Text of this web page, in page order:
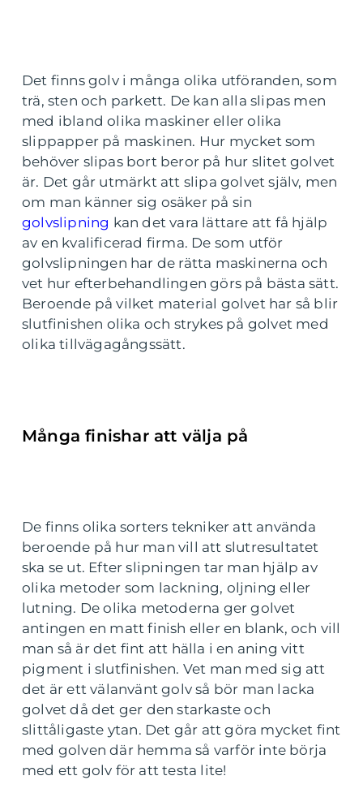
Det finns golv i många olika utföranden, som
trä, sten och parkett. De kan alla slipas men
med ibland olika maskiner eller olika
slippapper på maskinen. Hur mycket som
behöver slipas bort beror på hur slitet golvet
är. Det går utmärkt att slipa golvet själv, men
om man känner sig osäker på sin
golvslipning kan det vara lättare att få hjälp
av en kvalificerad firma. De som utför
golvslipningen har de rätta maskinerna och
vet hur efterbehandlingen görs på bästa sätt.
Beroende på vilket material golvet har så blir
slutfinishen olika och strykes på golvet med
olika tillvägagångssätt.
Många finishar att välja på
De finns olika sorters tekniker att använda
beroende på hur man vill att slutresultatet
ska se ut. Efter slipningen tar man hjälp av
olika metoder som lackning, oljning eller
lutning. De olika metoderna ger golvet
antingen en matt finish eller en blank, och vill
man så är det fint att hälla i en aning vitt
pigment i slutfinishen. Vet man med sig att
det är ett välanvänt golv så bör man lacka
golvet då det ger den starkaste och
slittåligaste ytan. Det går att göra mycket fint
med golven där hemma så varför inte börja
med ett golv för att testa lite!